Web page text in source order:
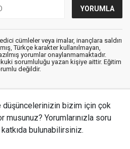
cümleler veya imalar, inançlara saldırı
Türkçe karakter kullanılmayan,
yorumlar onaylanmamaktadır.
sorumluluğu yazan kişiye aittir. Eğitim
değildir.
düşüncelerinizin bizim için çok
Yorumlarınızla soru
katkıda bulunabilirsiniz.